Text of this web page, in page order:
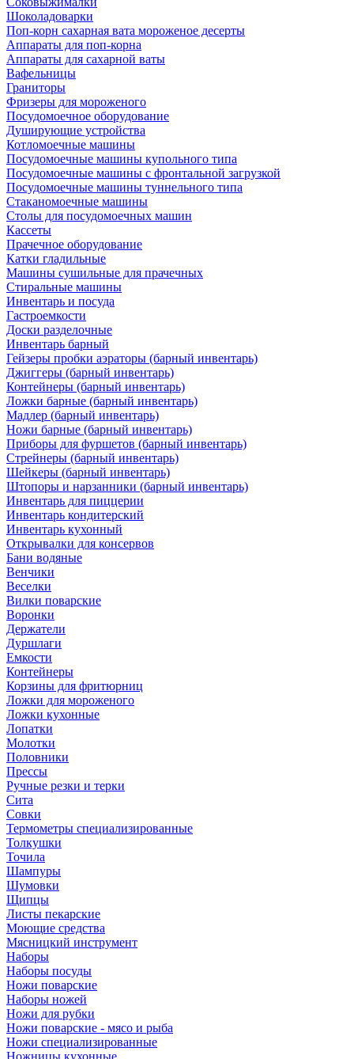
Шоколадоварки
Поп-корн сахарная вата мороженое десерты
Аппараты для поп-корна
Аппараты для сахарной ваты
Вафельницы
Граниторы
Фризеры для мороженого
Посудомоечное оборудование
Душирующие устройства
Котломоечные машины
Посудомоечные машины купольного типа
Посудомоечные машины с фронтальной загрузкой
Посудомоечные машины туннельного типа
Стаканомоечные машины
Столы для посудомоечных машин
Кассеты
Прачечное оборудование
Катки гладильные
Машины сушильные для прачечных
Стиральные машины
Инвентарь и посуда
Гастроемкости
Доски разделочные
Инвентарь барный
Гейзеры пробки аэраторы (барный инвентарь)
Джиггеры (барный инвентарь)
Контейнеры (барный инвентарь)
Ложки барные (барный инвентарь)
Мадлер (барный инвентарь)
Ножи барные (барный инвентарь)
Приборы для фуршетов (барный инвентарь)
Стрейнеры (барный инвентарь)
Шейкеры (барный инвентарь)
Штопоры и нарзанники (барный инвентарь)
Инвентарь для пиццерии
Инвентарь кондитерский
Инвентарь кухонный
Открывалки для консервов
Бани водяные
Венчики
Веселки
Вилки поварские
Воронки
Держатели
Дуршлаги
Емкости
Контейнеры
Корзины для фритюрниц
Ложки для мороженого
Ложки кухонные
Лопатки
Молотки
Половники
Прессы
Ручные резки и терки
Сита
Совки
Термометры специализированные
Толкушки
Точила
Шампуры
Шумовки
Щипцы
Листы пекарские
Моющие средства
Мясницкий инструмент
Наборы
Наборы посуды
Ножи поварские
Наборы ножей
Ножи для рубки
Ножи поварские - мясо и рыба
Ножи специализированные
Ножницы кухонные